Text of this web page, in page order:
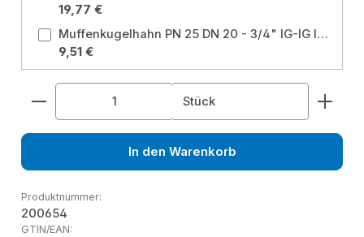
19,77 €
Muffenkugelhahn PN 25 DN 20 - 3/4" IG-IG langer Hebel mit Entleerung für Heizung, Brauchwasser, Grauwasser, Gartenwasser Größe: 3/4 Zoll
9,51 €
Produkt Anzahl: Gib den gewünschten Wert
Stück
In den Warenkorb
Produktnummer:
200654
GTIN/EAN: